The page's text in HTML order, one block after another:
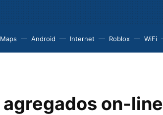
Android Internet Roblox WiFi
on-line